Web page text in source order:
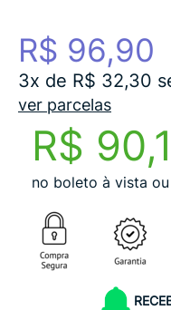
R$ 96,90
3x de R$ 32,30
ver parcelas
R$
no boleto à vista